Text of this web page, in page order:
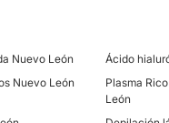
Nuevo León Ácido
Nuevo León
Plasma
León